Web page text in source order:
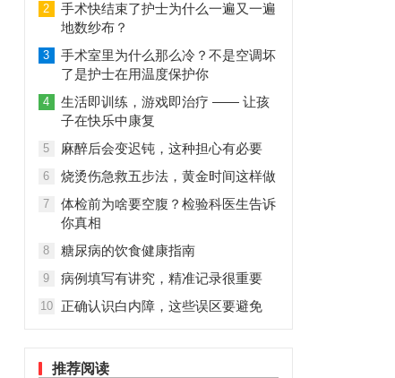
2
手术快结束了护士为什么一遍又一遍
地数纱布？
3
手术室里为什么那么冷？不是空调坏
了是护士在用温度保护你
4
生活即训练，游戏即治疗 —— 让孩
子在快乐中康复
5 麻醉后会变迟钝，这种担心有必要
6 烧烫伤急救五步法，黄金时间这样做
7
体检前为啥要空腹？检验科医生告诉
你真相
8 糖尿病的饮食健康指南
9 病例填写有讲究，精准记录很重要
10 正确认识白内障，这些误区要避免
推荐阅读